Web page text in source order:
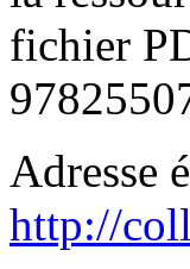
fichier
Adresse
http://